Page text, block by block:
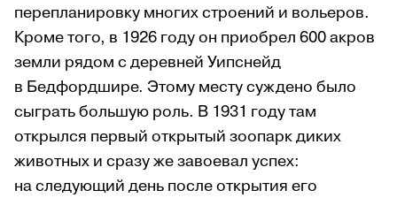
перепланировку многих строений и вольеров.
Кроме того, в 1926 году он приобрел 600 акров
земли рядом с деревней Уипснейд
в Бедфордшире. Этому месту суждено было
сыграть большую роль. В 1931 году там
открылся первый открытый зоопарк диких
животных и сразу же завоевал успех:
на следующий день после открытия его